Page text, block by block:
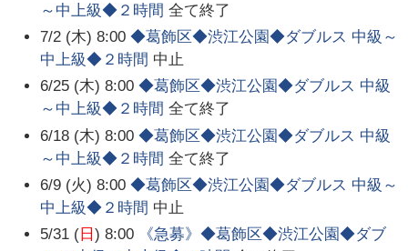
～中上級◆２時間 全て終了
7/2 (木) 8:00 ◆葛飾区◆渋江公園◆ダブルス 中級～
中上級◆２時間 中止
6/25 (木) 8:00 ◆葛飾区◆渋江公園◆ダブルス 中級
～中上級◆２時間 全て終了
6/18 (木) 8:00 ◆葛飾区◆渋江公園◆ダブルス 中級
～中上級◆２時間 全て終了
6/9 (火) 8:00 ◆葛飾区◆渋江公園◆ダブルス 中級～
中上級◆２時間 中止
5/31 ( 日) 8:00
《急募》◆葛飾区◆渋江公園◆ダブ